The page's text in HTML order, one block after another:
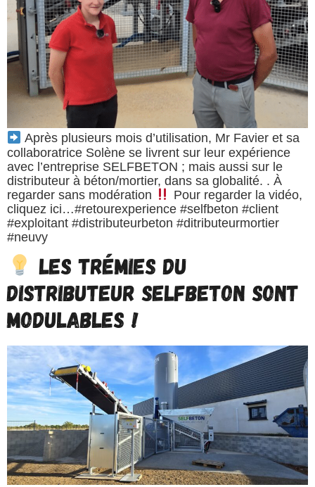
Après plusieurs mois d’utilisation, Mr Favier et sa
collaboratrice Solène se livrent sur leur expérience
avec l’entreprise SELFBETON ; mais aussi sur le
distributeur à béton/mortier, dans sa globalité. . À
regarder sans modération
Pour regarder la vidéo,
cliquez ici…#retourexperience #selfbeton #client
#exploitant #distributeurbeton #ditributeurmortier
#neuvy
Les trémies du
distributeur SELFBETON sont
modulables !